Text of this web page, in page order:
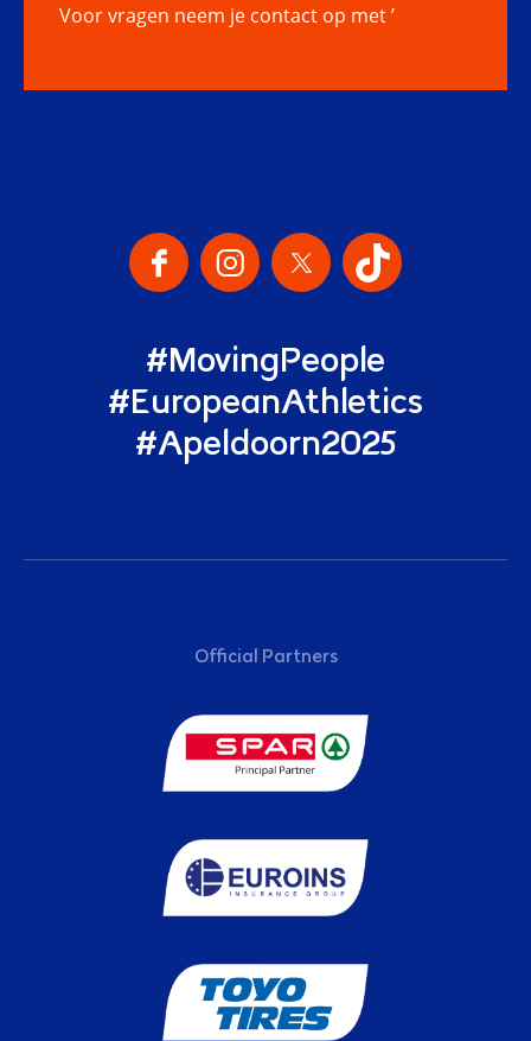
Voor vragen neem je contact op met ’
Onze Social Media Kanalen
#MovingPeople
#EuropeanAthletics
#Apeldoorn2025
Official Partners